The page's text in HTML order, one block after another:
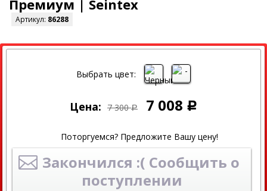
Премиум | Seintex
Артикул: 86288
СКИДКА
Выбрать цвет:
Цена: 7 300 Р 7 008 Р
Поторгуемся? Предложите Вашу цену!
Закончился :( Сообщить о
поступлении